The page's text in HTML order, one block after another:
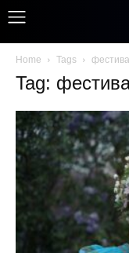
Home Tags
Tag: